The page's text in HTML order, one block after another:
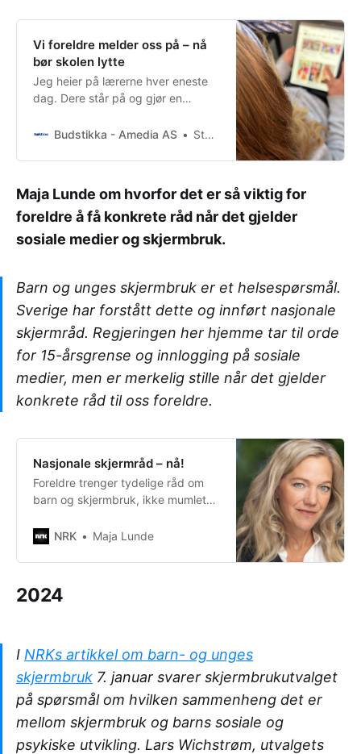
Vi foreldre melder oss på – nå
bør skolen lytte
Jeg heier på lærerne hver eneste
dag. Dere står på og gjør en
Budstikka - Amedia AS
Stefan N. Halck, utflyttet bæring, foredragsholder og aktiv i debatten om digitaliseringen av skolen og samfunnet
Maja Lunde om hvorfor det er så viktig for
foreldre å få konkrete råd når det gjelder
sosiale medier og skjermbruk.
Barn og unges skjermbruk er et helsespørsmål.
Sverige har forstått dette og innført nasjonale
skjermråd. Regjeringen her hjemme tar til orde
for 15-årsgrense og innlogging på sosiale
medier, men er merkelig stille når det gjelder
konkrete råd til oss foreldre.
Nasjonale skjermråd – nå!
Foreldre trenger tydelige råd om
barn og skjermbruk, ikke mumlete
NRK
Maja Lunde
2024
I NRKs artikkel om barn- og unges
skjermbruk 7. januar svarer skjermbrukutvalget
på spørsmål om hvilken sammenheng det er
mellom skjermbruk og barns sosiale og
psykiske utvikling. Lars Wichstrøm, utvalgets